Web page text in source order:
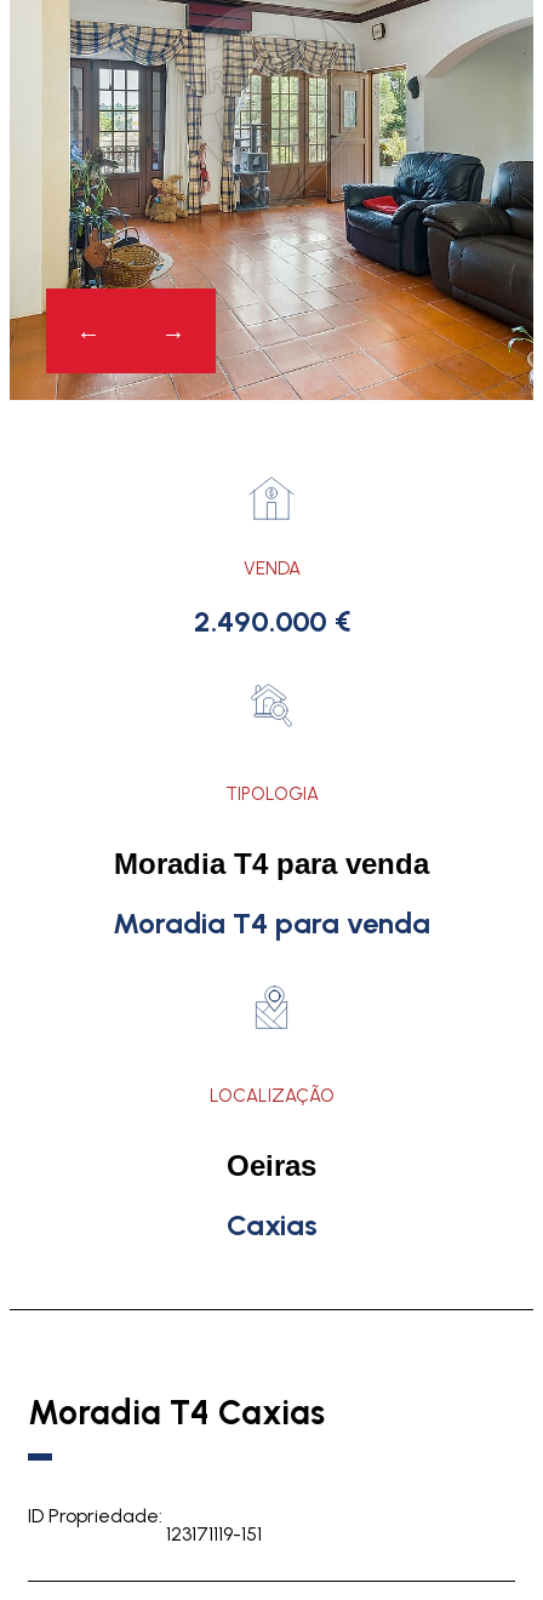
VENDA
2.490.000 €
TIPOLOGIA
Moradia T4 para venda
Moradia T4 para venda
LOCALIZAÇÃO
Oeiras
Caxias
Moradia T4 Caxias
ID Propriedade:
123171119-151